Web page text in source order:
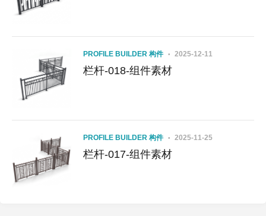
PROFILE BUILDER 构件 2025-12-11
栏杆-018-组件素材
PROFILE BUILDER 构件 2025-11-25
栏杆-017-组件素材